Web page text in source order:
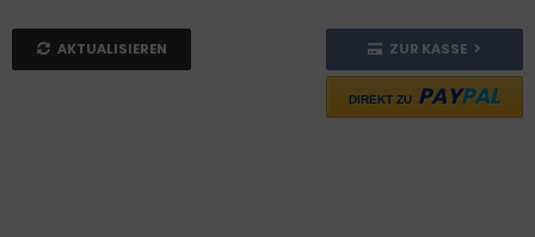
AKTUALISIEREN ZUR KASSE
DIREKT ZU PAYPAL